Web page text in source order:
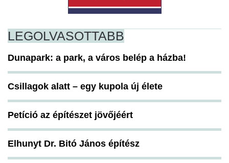
LEGOLVASOTTABB
Dunapark: a park, a város belép a házba!
Csillagok alatt – egy kupola új élete
Petíció az építészet jövőjéért
Elhunyt Dr. Bitó János építész